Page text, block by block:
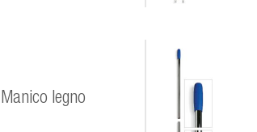
Manico legno